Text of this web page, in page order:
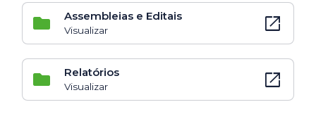
Assembleias e Editais
Visualizar open_in_new
Relatórios
Visualizar open_in_new